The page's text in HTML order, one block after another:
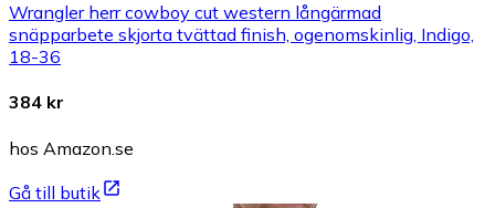
Wrangler herr cowboy cut western långärmad
snäpparbete skjorta tvättad finish, ogenomskinlig, Indigo,
18-36
384 kr
hos Amazon.se
Gå till butik